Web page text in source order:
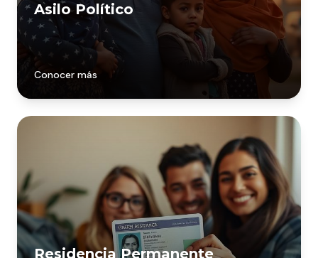
Asilo Político
Conocer más
Residencia Permanente